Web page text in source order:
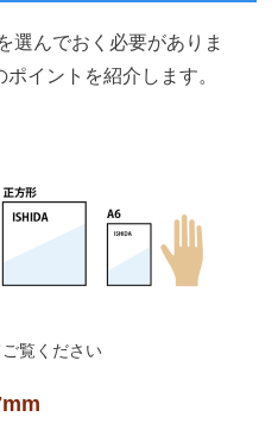
選んでおく必要がありま
イントを紹介します。
覧ください